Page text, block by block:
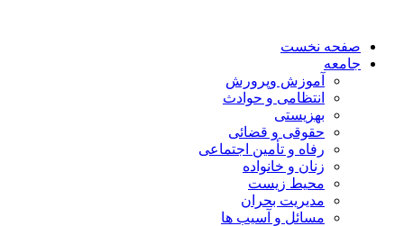
صفحه نخست
جامعه
آموزش وپرورش
انتظامی و حوادث
بهزیستی
حقوقی و قضائی
رفاه و تأمین اجتماعی
زنان و خانواده
محیط زیست
مدیریت بحران
مسائل و آسیب ها